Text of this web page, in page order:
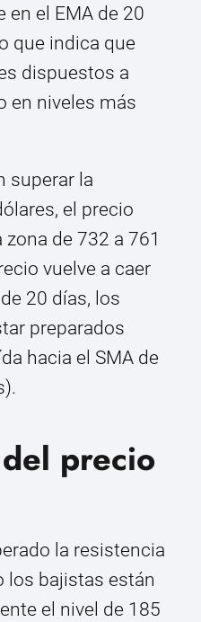
el EMA de 20
que indica que
dispuestos a
en niveles más
superar la
el precio
de 732 a 761
vuelve a caer
20 días, los
preparados
hacia el SMA de
precio
la resistencia
los bajistas están
el nivel de 185